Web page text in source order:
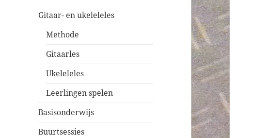
Gitaar- en ukeleleles
Methode
Gitaarles
Ukeleleles
Leerlingen spelen
Basisonderwijs
Buurtsessies